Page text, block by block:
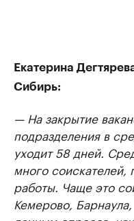
Екатерина
Сибирь:
— На закрытие
подразделения в
уходит 58 дней.
много соискателей,
работы. Чаще это
Кемерово,